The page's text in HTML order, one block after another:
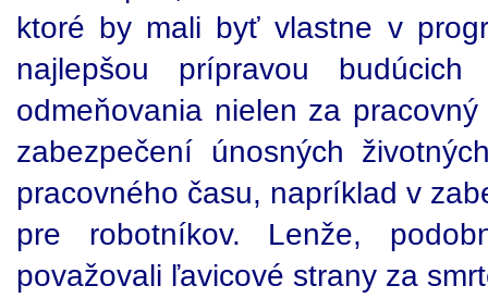
ktoré by mali byť vlastne v
najlepšou prípravou
odmeňovania nielen za
zabezpečení únosných
pracovného času, napríklad v
pre robotníkov. Lenže,
považovali ľavicové strany za